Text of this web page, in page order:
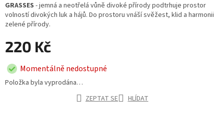
GRASSES - jemná a neotřelá vůně divoké přírody podtrhuje prostor
volností divokých luk a hájů. Do prostoru vnáší svěžest, klid a harmonii
zelené přírody.
220 Kč
Momentálně nedostupné
Položka byla vyprodána…
ZEPTAT SE
HLÍDAT